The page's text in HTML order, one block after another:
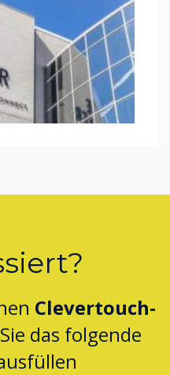
Clevertouch-
das folgende